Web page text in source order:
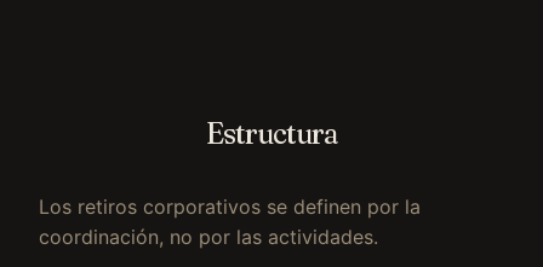
Estructura
Los retiros corporativos se definen por la
coordinación, no por las actividades.